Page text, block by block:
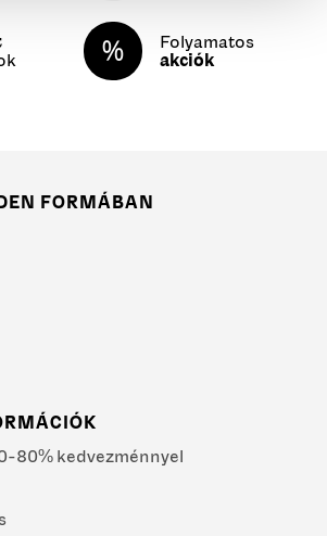
Folyamatos
akciók
FORMÁBAN
80% kedvezménnyel